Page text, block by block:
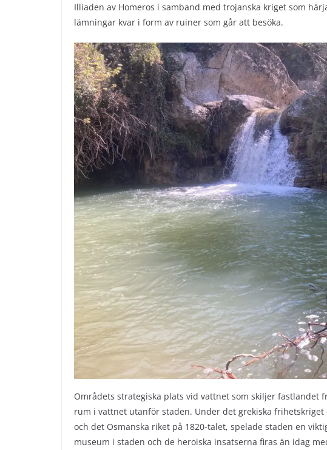
Illiaden av Homeros i samband med trojanska kriget som
lämningar kvar i form av ruiner som går att besöka.
Områdets strategiska plats vid vattnet som skiljer fastlandet
rum i vattnet utanför staden. Under det grekiska
och det Osmanska riket på 1820-talet, spelade staden en
museum i staden och de heroiska insatserna firas än idag